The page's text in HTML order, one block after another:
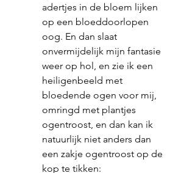
adertjes in de bloem lijken
op een bloeddoorlopen
oog. En dan slaat
onvermijdelijk mijn fantasie
weer op hol, en zie ik een
heiligenbeeld met
bloedende ogen voor mij,
omringd met plantjes
ogentroost, en dan kan ik
natuurlijk niet anders dan
een zakje ogentroost op de
kop te tikken: